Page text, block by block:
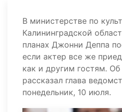
В министерстве по
Калининградской
планах Джонни Деппа
если актер все же
как и другим гостям.
рассказал глава
понедельник, 10 июля.